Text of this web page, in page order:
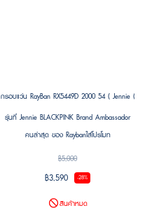
กรอบแว่น RayBan RX5449D 2000 54 ( Jennie
รุ่นที่ Jennie BLACKPINK Brand Ambassador
คนล่าสุด ของ Raybanใส่โปรโมท
฿5,000
฿3,590 -28%
สินค้าหมด